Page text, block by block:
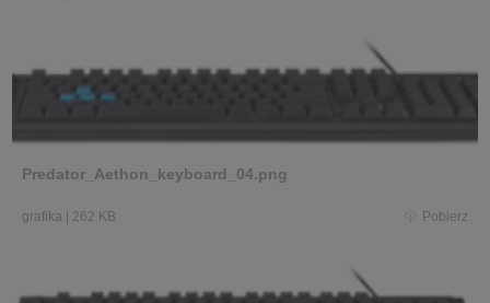
Predator_Aethon_keyboard_04.png
grafika | 262 KB Pobierz